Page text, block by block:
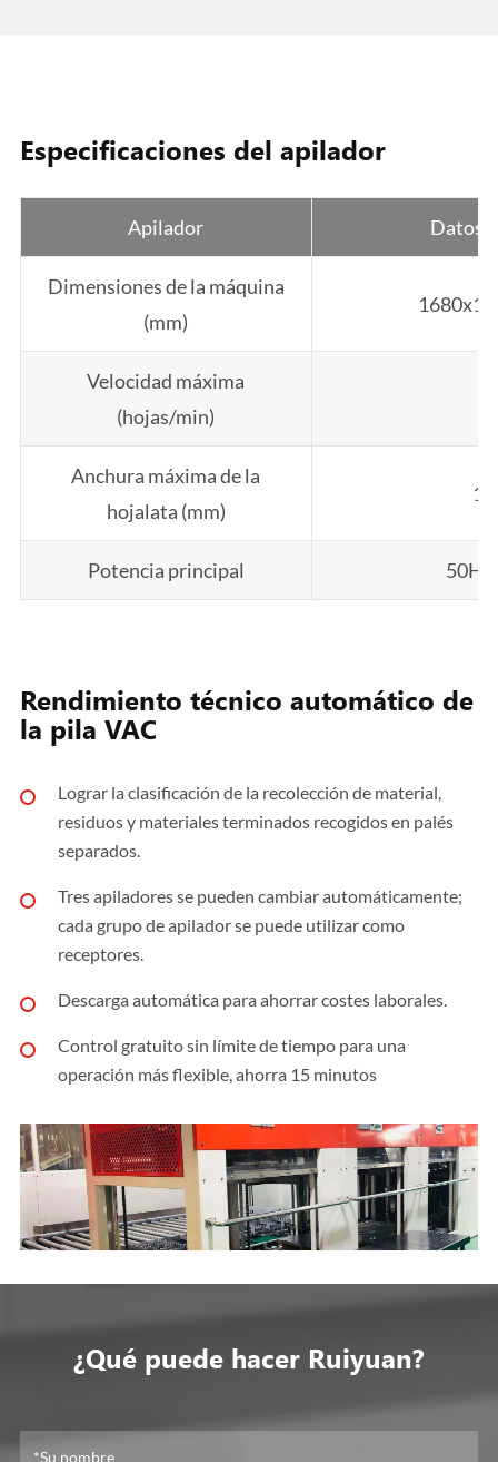
Especificaciones del apilador
Apilador Datos
Dimensiones de la máquina
(mm)
Velocidad máxima
(hojas/min)
Anchura máxima de la
hojalata (mm)
Potencia principal
Rendimiento técnico automático de
la pila VAC
Lograr la clasificación de la recolección de material,
residuos y materiales terminados recogidos en palés
separados.
Tres apiladores se pueden cambiar automáticamente;
cada grupo de apilador se puede utilizar como
receptores.
Descarga automática para ahorrar costes laborales.
Control gratuito sin límite de tiempo para una
operación más flexible, ahorra 15 minutos
¿Qué puede hacer Ruiyuan?